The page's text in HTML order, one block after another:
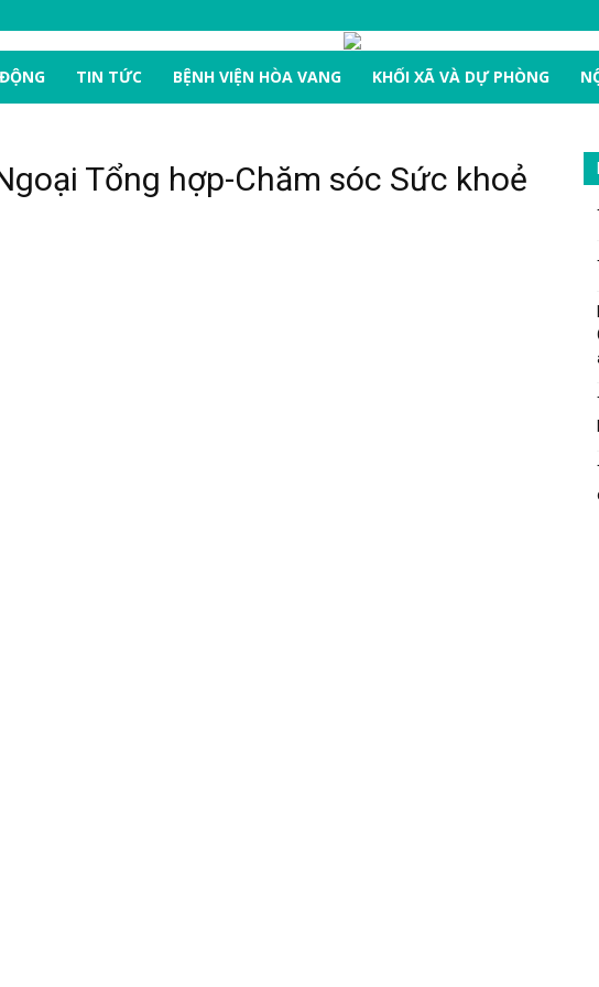
TIN TỨC BỆNH VIỆN HÒA VANG KHỐI XÃ VÀ DỰ PHÒNG
Tổng hợp-Chăm sóc Sức khoẻ